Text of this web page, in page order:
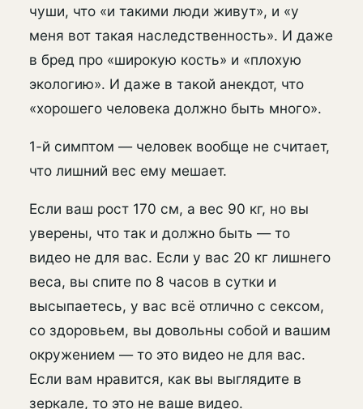
чуши, что «и такими люди живут», и «у
меня вот такая наследственность». И даже
в бред про «широкую кость» и «плохую
экологию». И даже в такой анекдот, что
«хорошего человека должно быть много».
1-й симптом — человек вообще не считает,
что лишний вес ему мешает.
Если ваш рост 170 см, а вес 90 кг, но вы
уверены, что так и должно быть — то
видео не для вас. Если у вас 20 кг лишнего
веса, вы спите по 8 часов в сутки и
высыпаетесь, у вас всё отлично с сексом,
со здоровьем, вы довольны собой и вашим
окружением — то это видео не для вас.
Если вам нравится, как вы выглядите в
зеркале, то это не ваше видео.